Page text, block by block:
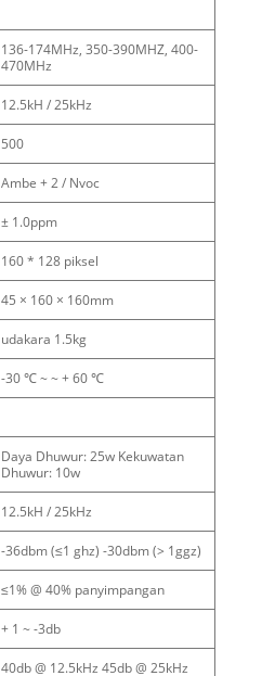
136-174MHz, 350-390MHZ, 400-
470MHz
12.5kH / 25kHz
500
Ambe + 2 / Nvoc
± 1.0ppm
160 * 128 piksel
45 × 160 × 160mm
udakara 1.5kg
-30 ℃ ~ ~ + 60 ℃
Daya Dhuwur: 25w Kekuwatan
Dhuwur: 10w
12.5kH / 25kHz
-36dbm (≤1 ghz) -30dbm (> 1ggz)
≤1% @ 40% panyimpangan
+ 1 ~ -3db
40db @ 12.5kHz 45db @ 25kHz